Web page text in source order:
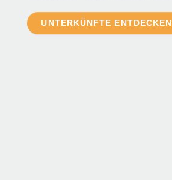
UNTERKÜNFTE ENTDECKEN